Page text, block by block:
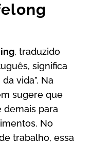
, traduzido
significa
vida”. Na
sugere que
demais para
No
trabalho, essa